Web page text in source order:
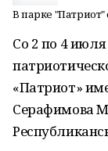
В парке "Патриот"
Со 2 по 4
«Патриот»
Серафимова